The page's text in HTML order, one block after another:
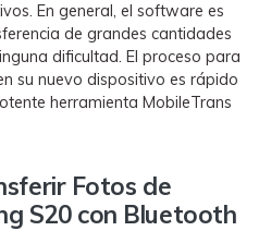
En general, el software es
de grandes cantidades
dificultad. El proceso para
su nuevo dispositivo es rápido
herramienta MobileTrans
Fotos de
S20 con Bluetooth